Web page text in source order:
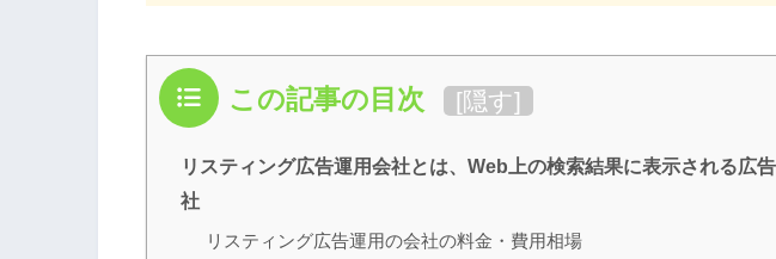
この記事の目次 [隠す]
リスティング広告運用会社とは、Web上の検索結果に表示される広
社
リスティング広告運用の会社の料金・費用相場